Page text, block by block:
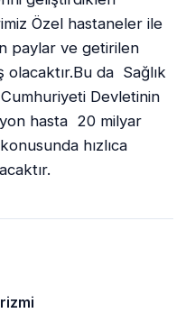
Özel hastaneler ile
paylar ve getirilen
olacaktır.Bu da Sağlık
Devletinin
hasta 20 milyar
hızlıca